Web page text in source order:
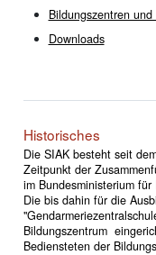
Bildungszentren
Downloads
Historisches
Die SIAK besteht seit
Zeitpunkt der
im Bundesministerium für
Die bis dahin für die
Bildungszentrum
Bediensteten der